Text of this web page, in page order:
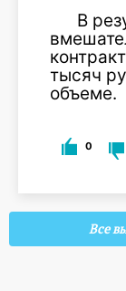
В
тысяч
объеме.
0
Все